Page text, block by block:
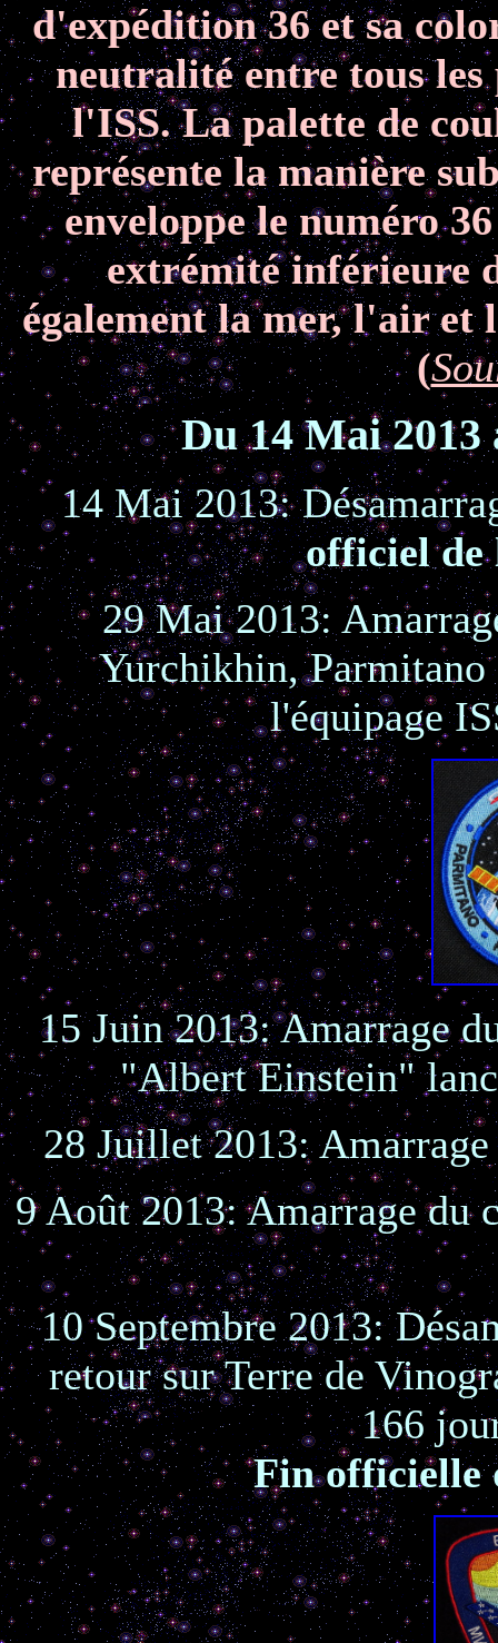
d'expédition 36 et sa
neutralité entre tous
l'ISS. La palette de
représente la manière
enveloppe le numéro
extrémité inférieure
également la mer, l'air et
(
Du 14 Mai 2013
1414 Mai 2013:
officiel de
29 Mai 2013:
Yurchikhin,
l'équipage
15 Juin 2013: Amarrage
"Albert Einstein"
28 Juillet 2013:
9 Août 2013: Amarrage du
10 Septembre 2013:
retour sur Terre de
166
Fin officielle